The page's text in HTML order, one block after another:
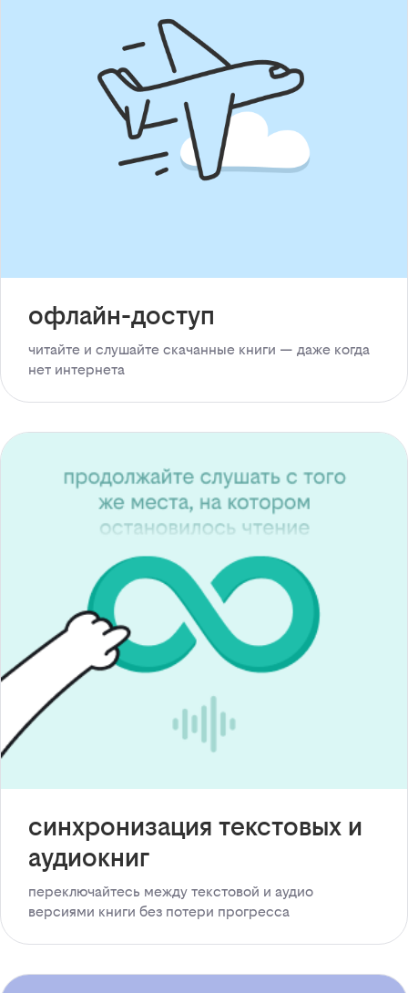
офлайн-доступ
читайте и слушайте скачанные книги — даже когда
нет интернета
синхронизация текстовых и
аудиокниг
переключайтесь между текстовой и аудио
версиями книги без потери прогресса